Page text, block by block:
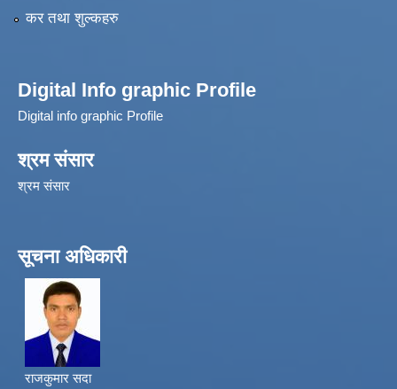
कर तथा शुल्कहरु
Digital Info graphic Profile
Digital info graphic Profile
श्रम संसार
श्रम संसार
सूचना अधिकारी
राजकुमार सदा